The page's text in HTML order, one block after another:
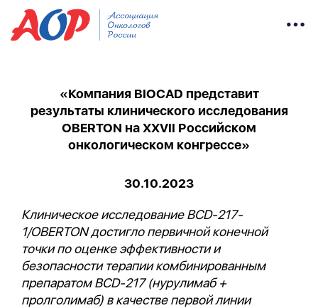
«Компания BIOCAD представит
результаты клинического исследования
OBERTON на XXVII Российском
онкологическом конгрессе»
30.10.2023
Клиническое исследование BCD-217-
1/OBERTON достигло первичной конечной
точки по оценке эффективности и
безопасности терапии комбинированным
препаратом BCD-217 (нурулимаб +
пролголимаб) в качестве первой линии